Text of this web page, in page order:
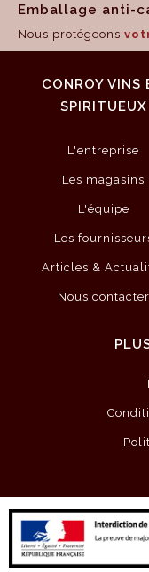
Emballage anti-
Nous protégeons
CONROY VINS
SPIRITUEUX
L'entreprise
Les magasins
L'équipe
Les
Articles &
Nous contacter